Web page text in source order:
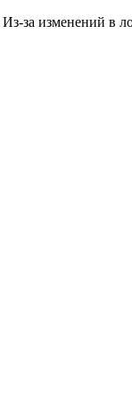
Из-за изменений в